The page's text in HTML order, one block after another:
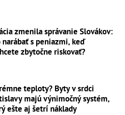
zmenila správanie Slovákov:
narábať s peniazmi, keď
zbytočne riskovať?
teploty? Byty v srdci
majú výnimočný systém,
ešte aj šetrí náklady